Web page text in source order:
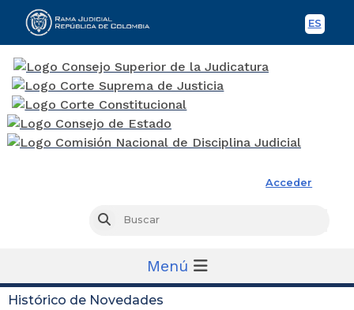
ES
Acceder
Buscar
Menú
Histórico de Novedades